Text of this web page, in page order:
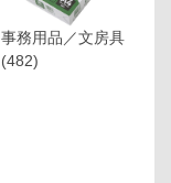
事務用品／文房具
(482)